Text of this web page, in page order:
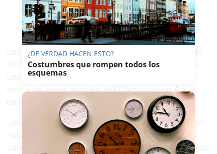
Los ganadores serán notificados el 8 de enero de
2024 a través de correo electrónico y/o teléfono.
Los resultados también se publicarán en el sitio
web y las redes sociales del Consorcio de Aguas
de la Zona Gaditana.
Las obras de arte deben ser originales y no deben
haber sido premiadas en otros concursos. Cada
participante puede enviar un máximo de dos obras
¿DE VERDAD HACEN ESTO?
Costumbres que rompen todos los
esquemas